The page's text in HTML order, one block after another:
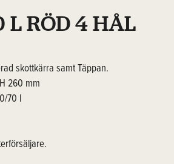
L RÖD 4 HÅL
skottkärra samt Täppan.
260 mm
70 l